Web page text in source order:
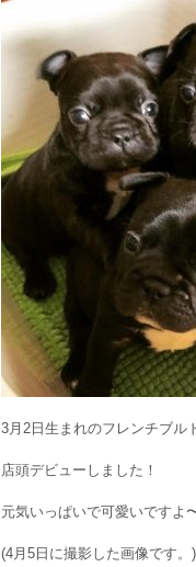
3月2日生まれのフレンチブル
店頭デビューしました！
元気いっぱいで可愛いですよ
(4月5日に撮影した画像です。)